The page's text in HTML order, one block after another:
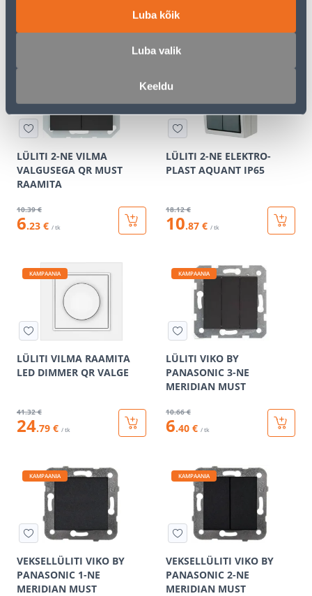
Luba kõik
Luba valik
Keeldu
5.59 €
LÜLITI 2-NE VILMA
VALGUSEGA QR MUST
RAAMITA
10.39 €
6.23 € / tk
LÜLITI 2-NE ELEKTRO-
PLAST AQUANT IP65
18.12 €
10.87 € / tk
KAMPAANIA
LÜLITI VILMA RAAMITA
LED DIMMER QR VALGE
41.32 €
24.79 € / tk
KAMPAANIA
LÜLITI VIKO BY
PANASONIC 3-NE
MERIDIAN MUST
10.66 €
6.40 € / tk
KAMPAANIA
VEKSELLÜLITI VIKO BY
PANASONIC 1-NE
MERIDIAN MUST
KAMPAANIA
VEKSELLÜLITI VIKO BY
PANASONIC 2-NE
MERIDIAN MUST